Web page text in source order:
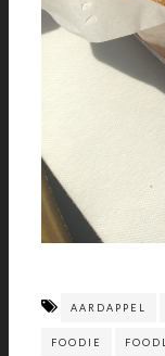
AARDAPPEL
FOODIE